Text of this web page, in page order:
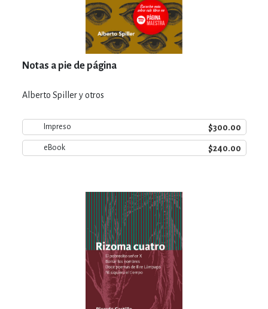
Notas a pie de página
Alberto Spiller y otros
Impreso $300.00
eBook $240.00